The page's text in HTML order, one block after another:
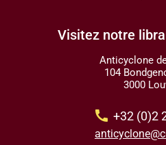
Visitez notre
Anticyclone
104
3000
call +32 (0)2